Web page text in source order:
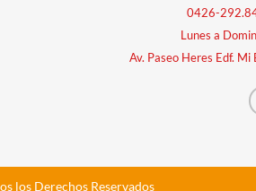
0426-
Lunes a
Av. Paseo Heres Edf.
los Derechos Reservados